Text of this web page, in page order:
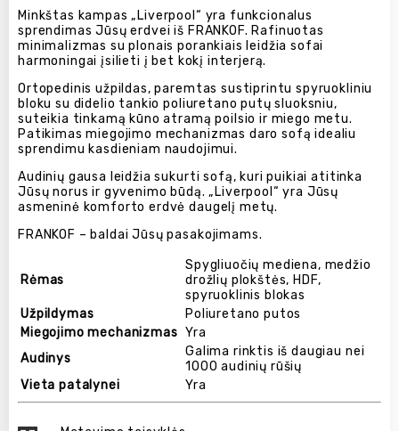
Minkštas kampas „Liverpool“ yra funkcionalus
sprendimas Jūsų erdvei iš FRANKOF. Rafinuotas
minimalizmas su plonais porankiais leidžia sofai
harmoningai įsilieti į bet kokį interjerą.
Ortopedinis užpildas, paremtas sustiprintu spyruokliniu
bloku su didelio tankio poliuretano putų sluoksniu,
suteikia tinkamą kūno atramą poilsio ir miego metu.
Patikimas miegojimo mechanizmas daro sofą idealiu
sprendimu kasdieniam naudojimui.
Audinių gausa leidžia sukurti sofą, kuri puikiai atitinka
Jūsų norus ir gyvenimo būdą. „Liverpool“ yra Jūsų
asmeninė komforto erdvė daugelį metų.
FRANKOF – baldai Jūsų pasakojimams.
Rėmas
Spygliuočių mediena, medžio
drožlių plokštės, HDF,
spyruoklinis blokas
Užpildymas
Poliuretano putos
Miegojimo mechanizmas Yra
Audinys
Galima rinktis iš daugiau nei
1000 audinių rūšių
Vieta patalynei
Yra